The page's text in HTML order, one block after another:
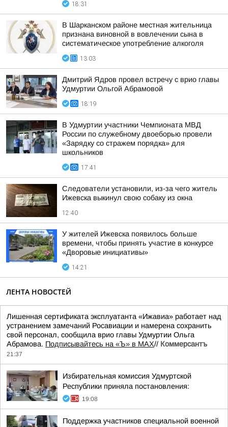
18:31
В Шарканском районе местная жительница
признана виновной в вовлечении сына в
систематическое употребление алкоголя
13:03
Дмитрий Ядров провел встречу с врио главы
Удмуртии Ольгой Абрамовой
18:19
В Удмуртии участники Чемпионата МВД
России по служебному двоеборью провели
«Зарядку со стражем порядка» для
школьников
17:41
Следователи установили, из-за чего житель
Ижевска выкинул свою собаку из окна
12:40
У жителей Ижевска появилось больше
времени, чтобы принять участие в конкурсе
«Дворовые инициативы»
14:21
ЛЕНТА НОВОСТЕЙ
Лишенная сертификата эксплуатанта «Ижавиа» работает над
устранением замечаний Росавиации и намерена сохранить
свой персонал, сообщила врио главы Удмуртии Ольга
Абрамова. Подписывайтесь на «Ъ» в MAX// Коммерсантъ
21:37
Избирательная комиссия Удмуртской
Республики приняла постановления:
19:08
Поддержка участников специальной военной